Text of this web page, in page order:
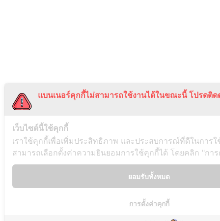
แบนเนอร์คุกกี้ไม่สามารถใช้งานได้ในขณะนี้ โปรดติด
เว็บไซต์นี้ใช้คุกกี้
เราใช้คุกกี้เพื่อเพิ่มประสิทธิภาพ และประสบการณ์ที่ดีในการ
สามารถเลือกตั้งค่าความยินยอมการใช้คุกกี้ได้ โดยคลิก "กา
ยอมรับทั้งหมด
การตั้งค่าคุกกี้